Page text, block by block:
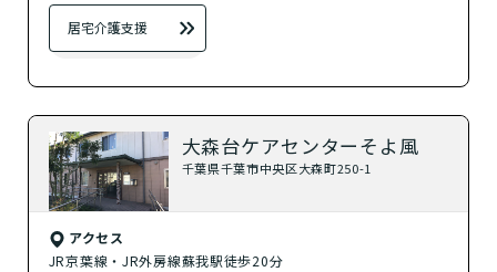
その他の介護サービス
小規模多機能型居宅介護 ？
看護小規模多機能型居宅介護 ？
居宅介護支援 ？
居宅介護支援
大森台ケアセンターそよ風
千葉県千葉市中央区大森町250-1
アクセス
JR京葉線・JR外房線蘇我駅徒歩20分